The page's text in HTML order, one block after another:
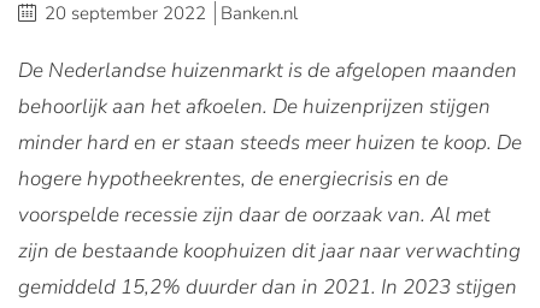
20 september 2022 Banken.nl
De Nederlandse huizenmarkt is de afgelopen maanden
behoorlijk aan het afkoelen. De huizenprijzen stijgen
minder hard en er staan steeds meer huizen te koop. De
hogere hypotheekrentes, de energiecrisis en de
voorspelde recessie zijn daar de oorzaak van. Al met
zijn de bestaande koophuizen dit jaar naar verwachting
gemiddeld 15,2% duurder dan in 2021. In 2023 stijgen